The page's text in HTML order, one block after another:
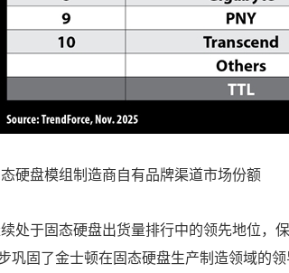
硬盘模组制造商自有品牌渠道市场份额
处于固态硬盘出货量排行中的领先地位，
巩固了金士顿在固态硬盘生产制造领域的